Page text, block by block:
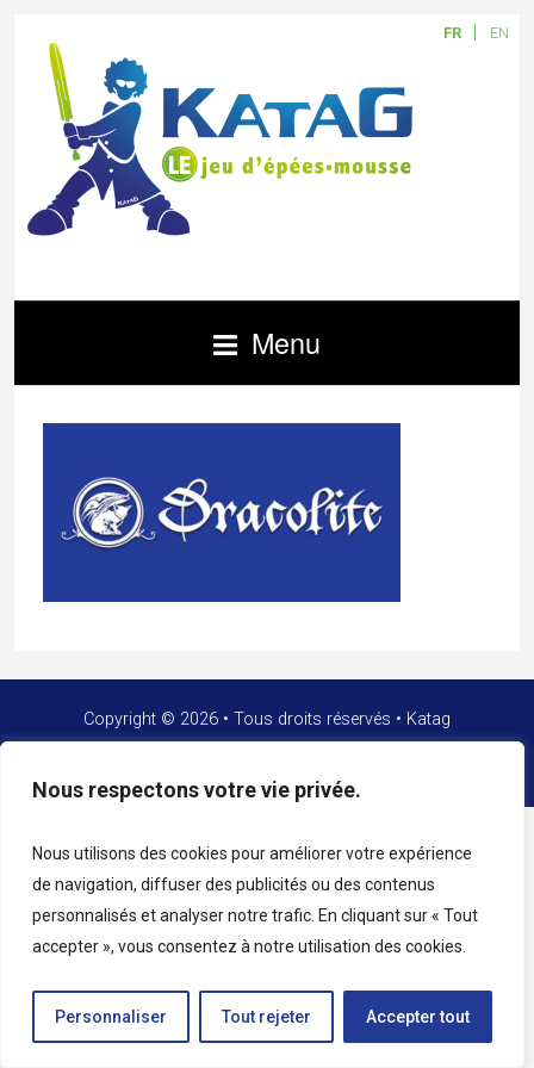
Nous respectons votre vie privée.
Nous utilisons des cookies pour améliorer votre expérience
de navigation, diffuser des publicités ou des contenus
personnalisés et analyser notre trafic. En cliquant sur « Tout
accepter », vous consentez à notre utilisation des cookies.
Personnaliser Tout rejeter Accepter tout
FR EN
Menu
Copyright © 2026 • Tous droits réservés • Katag